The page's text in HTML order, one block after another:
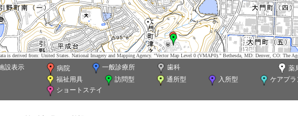
is derived from: United States. National Imagery and Mapping Agency. "Vector Map Level 0 (VMAP0)." Bethesda, MD: Denver, CO: The
設表示 病院 一般診療所 歯科
薬
福祉用具
訪問型 通所型 入所型
ケアプラ
ショートステイ